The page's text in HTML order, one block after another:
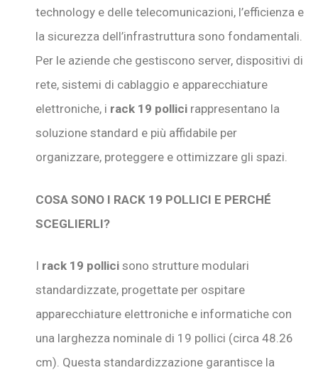
technology e delle telecomunicazioni, l’efficienza e
la sicurezza dell’infrastruttura sono fondamentali.
Per le aziende che gestiscono server, dispositivi di
rete, sistemi di cablaggio e apparecchiature
elettroniche, i rack 19 pollici rappresentano la
soluzione standard e più affidabile per
organizzare, proteggere e ottimizzare gli spazi.
COSA SONO I RACK 19 POLLICI E PERCHÉ
SCEGLIERLI?
I rack 19 pollici sono strutture modulari
standardizzate, progettate per ospitare
apparecchiature elettroniche e informatiche con
una larghezza nominale di 19 pollici (circa 48.26
cm). Questa standardizzazione garantisce la